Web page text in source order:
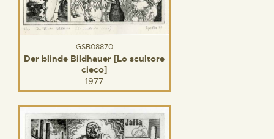
GSB08870
Der blinde Bildhauer [Lo scultore
cieco]
1977